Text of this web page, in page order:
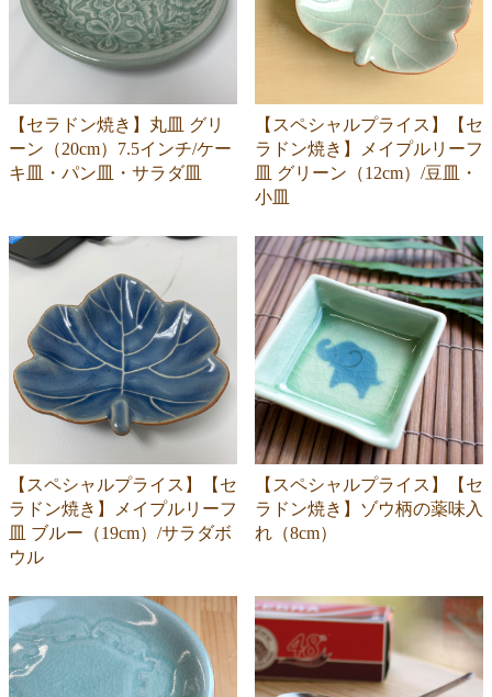
【セラドン焼き】丸皿 グリ
ーン（20cm）7.5インチ/ケー
キ皿・パン皿・サラダ皿
【スペシャルプライス】【セ
ラドン焼き】メイプルリーフ
皿 グリーン（12cm）/豆皿・
小皿
【スペシャルプライス】【セ
ラドン焼き】メイプルリーフ
皿 ブルー（19cm）/サラダボ
ウル
【スペシャルプライス】【セ
ラドン焼き】ゾウ柄の薬味入
れ（8cm）